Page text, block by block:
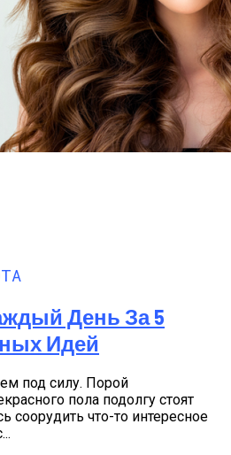
День За 5
Идей
под силу. Порой
пола подолгу стоят
соорудить что-то интересное